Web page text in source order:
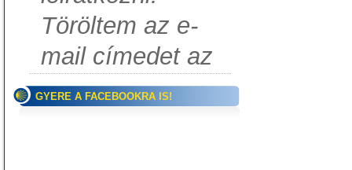
Töröltem az e-
mail címedet az
GYERE A FACEBOOKRA IS!